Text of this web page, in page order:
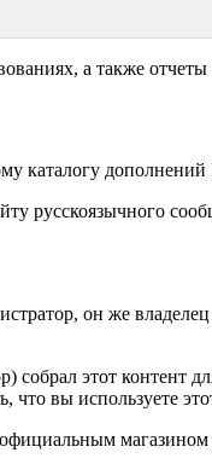
а также
каталогу
русскоязычного
он же
собрал этот контент
вы используете